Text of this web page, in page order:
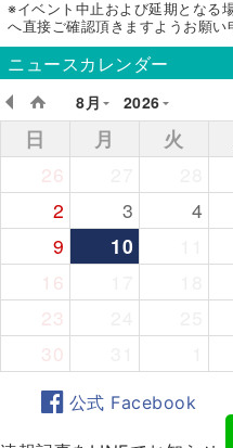
※イベント中止および延期となる
へ直接ご確認頂きますようお願い
ニュースカレンダー
8月
2026
日 月 火
26
2
3 4
9
10
16
23
30
公式 Facebook